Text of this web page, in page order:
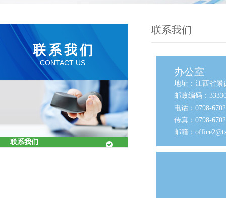
联系我们
CONTACT US
联系我们
联系我们
办公室
地址：江西省景
邮政编码：
电话：0798-
传真：0798-
邮箱：